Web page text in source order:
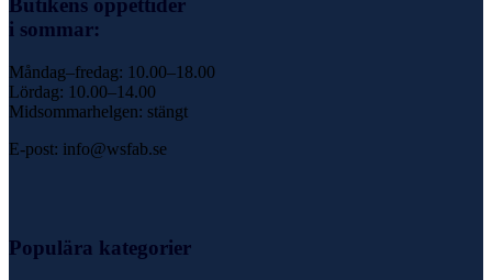
Butikens öppettider
i sommar:
Måndag–fredag: 10.00–18.00
Lördag: 10.00–14.00
Midsommarhelgen: stängt
E-post: info@wsfab.se
Populära kategorier